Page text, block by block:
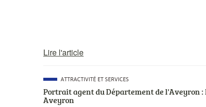
Lire l'article
CATÉGORIE
PRINCIPALE
ATTRACTIVITÉ ET SERVICES
Portrait agent du Département de l'Aveyron
Aveyron